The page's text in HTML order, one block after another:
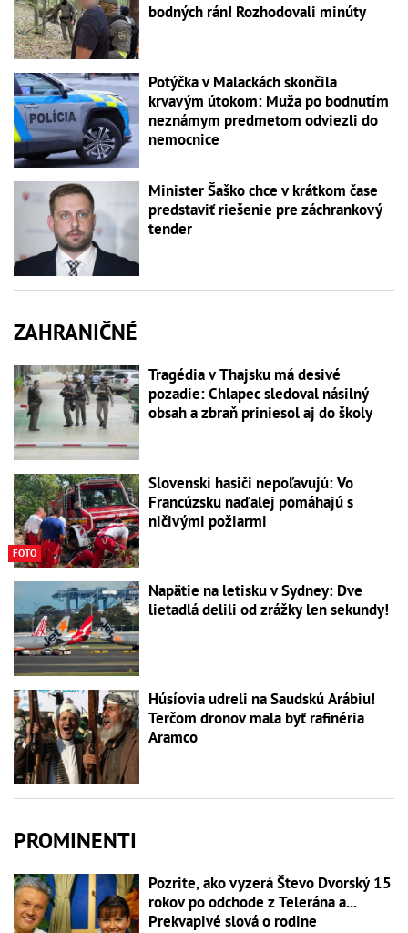
bodných rán! Rozhodovali minúty
Potýčka v Malackách skončila
krvavým útokom: Muža po bodnutím
neznámym predmetom odviezli do
nemocnice
Minister Šaško chce v krátkom čase
predstaviť riešenie pre záchrankový
tender
ZAHRANIČNÉ
Tragédia v Thajsku má desivé
pozadie: Chlapec sledoval násilný
obsah a zbraň priniesol aj do školy
FOTO
Slovenskí hasiči nepoľavujú: Vo
Francúzsku naďalej pomáhajú s
ničivými požiarmi
Napätie na letisku v Sydney: Dve
lietadlá delili od zrážky len sekundy!
Húsíovia udreli na Saudskú Arábiu!
Terčom dronov mala byť rafinéria
Aramco
PROMINENTI
Pozrite, ako vyzerá Števo Dvorský 15
rokov po odchode z Telerána a...
Prekvapivé slová o rodine